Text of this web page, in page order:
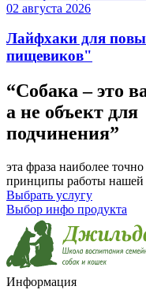
02 августа 2026
Лайфхаки для
пищевиков"
“Собака – это
а не объект для
подчинения”
эта фраза наиболее
принципы работы
Выбрать услугу
Выбор инфо продукта
Информация